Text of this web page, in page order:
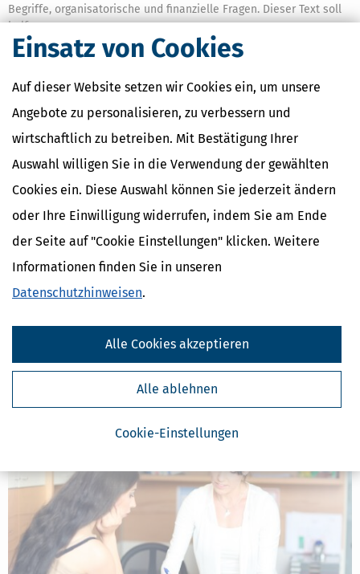
Einsatz von Cookies
Auf dieser Website setzen wir Cookies ein, um unsere
Angebote zu personalisieren, zu verbessern und
wirtschaftlich zu betreiben. Mit Bestätigung Ihrer
Auswahl willigen Sie in die Verwendung der gewählten
Cookies ein. Diese Auswahl können Sie jederzeit ändern
oder Ihre Einwilligung widerrufen, indem Sie am Ende
der Seite auf "Cookie Einstellungen" klicken. Weitere
Informationen finden Sie in unseren
Datenschutzhinweisen.
Cookie-Einstellungen
Alle ablehnen
Alle Cookies akzeptieren
Begriffe, organisatorische und finanzielle Fragen. Dieser Text soll
helfen.
mehr
Schwerbehindertenausweis: Antrag und Vergünstigungen
körperlichen Behinderung können einen
Schwerbehindertenausweis erhalten, wenn sie einen Grad der
Behinderung von 50 oder mehr haben. Der Ausweis soll helfen,
mehr